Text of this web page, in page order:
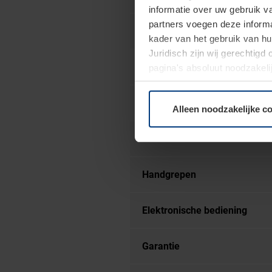
informatie over uw gebruik
partners voegen deze
kader van het gebruik van
Juridisch zijn wij gerechtigd
pagina's absoluut
elk moment bij de uitleg van
Alleen noodzakelijke
Veiligheidscertificering
Beglazing
Glas-opties
Kleuren
Handgrepen
Elektronische bediening
Garantie